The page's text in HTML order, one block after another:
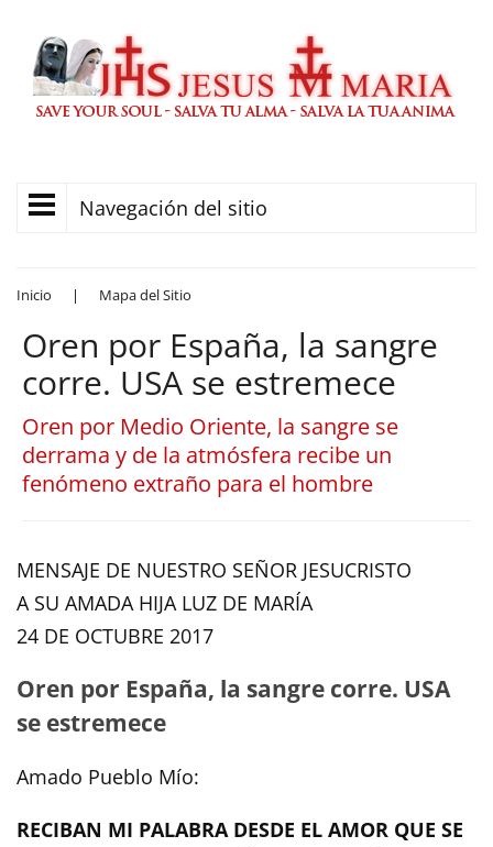
Navegación del sitio
Inicio | Mapa del Sitio
Oren por España, la sangre
corre. USA se estremece
Oren por Medio Oriente, la sangre se
derrama y de la atmósfera recibe un
fenómeno extraño para el hombre
MENSAJE DE NUESTRO SEÑOR JESUCRISTO
A SU AMADA HIJA LUZ DE MARÍA
24 DE OCTUBRE 2017
Oren por España, la sangre corre. USA
se estremece
Amado Pueblo Mío:
RECIBAN MI PALABRA DESDE EL AMOR QUE SE